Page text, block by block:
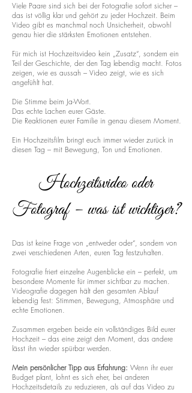
Viele Paare sind sich bei der Fotografie sofort sicher –
das ist völlig klar und gehört zu jeder Hochzeit. Beim
Video gibt es manchmal noch Unsicherheit, obwohl
genau hier die stärksten Emotionen entstehen.
Für mich ist Hochzeitsvideo kein „Zusatz“, sondern ein
Teil der Geschichte, der den Tag lebendig macht. Fotos
zeigen, wie es aussah – Video zeigt, wie es sich
angefühlt hat.
Die Stimme beim Ja-Wort.
Das echte Lachen eurer Gäste.
Die Reaktionen eurer Familie in genau diesem Moment.
Ein Hochzeitsfilm bringt euch immer wieder zurück in
diesen Tag – mit Bewegung, Ton und Emotionen.
Hochzeitsvideo oder
Fotograf – was ist wichtiger?
Das ist keine Frage von „entweder oder“, sondern von
zwei verschiedenen Arten, euren Tag festzuhalten.
Fotografie friert einzelne Augenblicke ein – perfekt, um
besondere Momente für immer sichtbar zu machen.
Videografie dagegen hält den gesamten Ablauf
lebendig fest: Stimmen, Bewegung, Atmosphäre und
echte Emotionen.
Zusammen ergeben beide ein vollständiges Bild eurer
Hochzeit – das eine zeigt den Moment, das andere
lässt ihn wieder spürbar werden.
Mein persönlicher Tipp aus Erfahrung: Wenn ihr euer
Budget plant, lohnt es sich eher, bei anderen
Hochzeitsdetails zu reduzieren, als auf das Video zu